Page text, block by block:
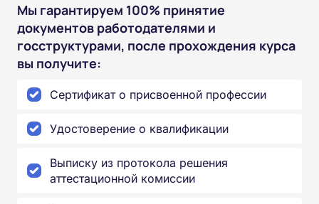
Мы гарантируем 100% принятие
документов работодателями и
госструктурами, после прохождения курса
вы получите:
Сертификат о присвоенной профессии
Удостоверение о квалификации
Выписку из протокола решения
аттестационной комиссии